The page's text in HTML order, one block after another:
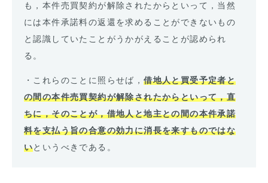
も，本件売買契約が解除されたからといって，当然
には本件承諾料の返還を求めることができないもの
と認識していたことがうかがえることが認められ
る。
・これらのことに照らせば，借地人と買受予定者と
の間の本件売買契約が解除されたからといって，直
ちに，そのことが，借地人と地主との間の本件承諾
料を支払う旨の合意の効力に消長を来すものではな
いというべきである。